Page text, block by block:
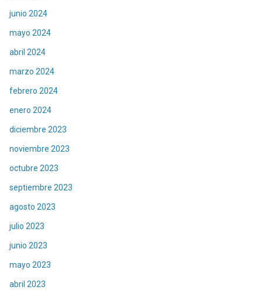
junio 2024
mayo 2024
abril 2024
marzo 2024
febrero 2024
enero 2024
diciembre 2023
noviembre 2023
octubre 2023
septiembre 2023
agosto 2023
julio 2023
junio 2023
mayo 2023
abril 2023